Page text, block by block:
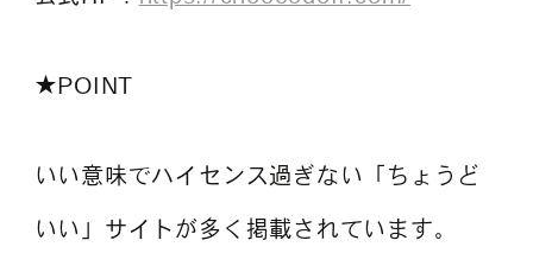
★POINT
いい意味でハイセンス過ぎない「ちょうど
いい」サイトが多く掲載されています。